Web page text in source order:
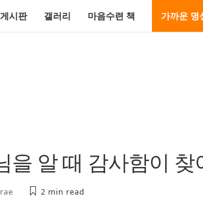
게시판 갤러리 마음수련 책 가까운 명
을 알 때 감사함이 찾
2 min read